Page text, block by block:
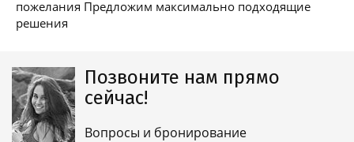
пожелания Предложим максимально подходящие
решения
Позвоните нам прямо
сейчас!
Вопросы и бронирование